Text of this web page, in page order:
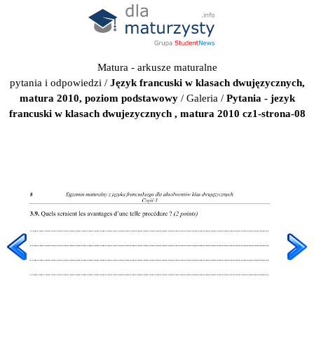
Matura - arkusze maturalne
pytania i odpowiedzi / Język francuski w klasach dwujęzycznych,
matura 2010, poziom podstawowy/ Galeria / Pytania - jezyk
francuski w klasach dwujezycznych , matura 2010 cz1-strona-08